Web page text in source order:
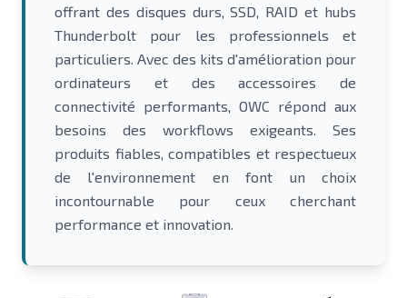
offrant des disques durs, SSD, RAID et hubs
Thunderbolt pour les professionnels et
particuliers. Avec des kits d'amélioration pour
ordinateurs et des accessoires de
connectivité performants, OWC répond aux
besoins des workflows exigeants. Ses
produits fiables, compatibles et respectueux
de l'environnement en font un choix
incontournable pour ceux cherchant
performance et innovation.